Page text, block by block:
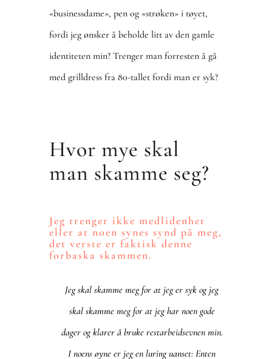
«businessdame», pen og «strøken» i tøyet,
fordi jeg ønsker å beholde litt av den gamle
identiteten min? Trenger man forresten å gå
med grilldress fra 80-tallet fordi man er syk?
Hvor mye skal
man skamme seg?
Jeg trenger ikke medlidenhet
eller at noen synes synd på meg,
det verste er faktisk denne
forbaska skammen.
Jeg skal skamme meg for at jeg er syk og jeg
skal skamme meg for at jeg har noen gode
dager og klarer å bruke restarbeidsevnen min.
I noens øyne er jeg en luring uanset: Enten